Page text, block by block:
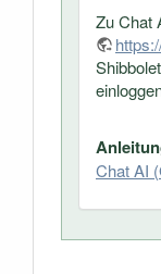
Zu Chat
Chat AI